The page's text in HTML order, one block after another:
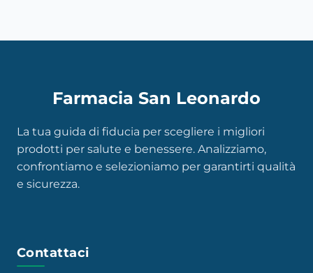
Farmacia San Leonardo
La tua guida di fiducia per scegliere i migliori
prodotti per salute e benessere. Analizziamo,
confrontiamo e selezioniamo per garantirti qualità
e sicurezza.
Contattaci